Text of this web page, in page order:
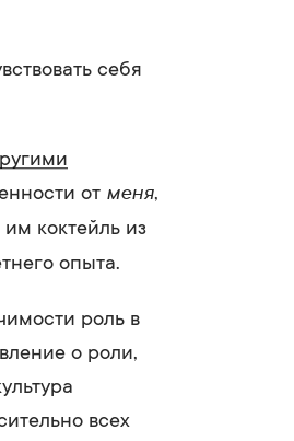
себя
от меня,
коктейль из
опыта.
роль в
о роли,
всех